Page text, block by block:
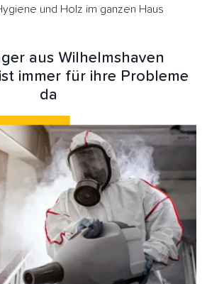
und Holz im ganzen Haus
aus Wilhelmshaven
immer für ihre Probleme
da